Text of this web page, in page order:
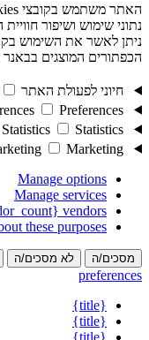
נתוני שימוש ושיפור
הכפתורים המוצגים בבאנר
חיוני לפעולת האתר
Preferences
Statistics
Statistics
Marketing
Manage options
Manage services
vendors
these purposes
מסכים/ה לא מסכים/ה
preferences
{title}
{title}
{title}